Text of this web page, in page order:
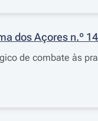
dos Açores n.º
de combate às